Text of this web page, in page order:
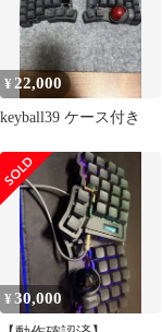
¥ 22,000
keyball39 ケース付き
¥30,000